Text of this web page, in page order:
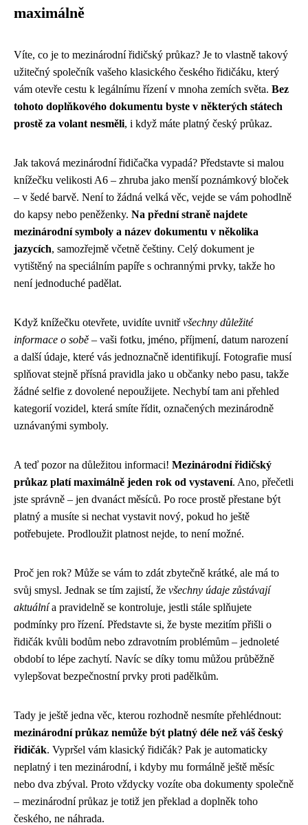
maximálně
Víte, co je to mezinárodní řidičský průkaz? Je to vlastně takový
užitečný společník vašeho klasického českého řidičáku, který
vám otevře cestu k legálnímu řízení v mnoha zemích světa. Bez
tohoto doplňkového dokumentu byste v některých státech
prostě za volant nesměli, i když máte platný český průkaz.
Jak taková mezinárodní řidičačka vypadá? Představte si malou
knížečku velikosti A6 – zhruba jako menší poznámkový bloček
– v šedé barvě. Není to žádná velká věc, vejde se vám pohodlně
do kapsy nebo peněženky. Na přední straně najdete
mezinárodní symboly a název dokumentu v několika
jazycích, samozřejmě včetně češtiny. Celý dokument je
vytištěný na speciálním papíře s ochrannými prvky, takže ho
není jednoduché padělat.
Když knížečku otevřete, uvidíte uvnitřvšechny důležité
informace o sobě – vaši fotku, jméno, příjmení, datum narození
a další údaje, které vás jednoznačně identifikují. Fotografie musí
splňovat stejně přísná pravidla jako u občanky nebo pasu, takže
žádné selfie z dovolené nepoužijete. Nechybí tam ani přehled
kategorií vozidel, která smíte řídit, označených mezinárodně
uznávanými symboly.
A teď pozor na důležitou informaci! Mezinárodní řidičský
průkaz platí maximálně jeden rok od vystavení. Ano, přečetli
jste správně – jen dvanáct měsíců. Po roce prostě přestane být
platný a musíte si nechat vystavit nový, pokud ho ještě
potřebujete. Prodloužit platnost nejde, to není možné.
Proč jen rok? Může se vám to zdát zbytečně krátké, ale má to
svůj smysl. Jednak se tím zajistí, že všechny údaje zůstávají
aktuálnía pravidelně se kontroluje, jestli stále splňujete
podmínky pro řízení. Představte si, že byste mezitím přišli o
řidičák kvůli bodům nebo zdravotním problémům – jednoleté
období to lépe zachytí. Navíc se díky tomu můžou průběžně
vylepšovat bezpečnostní prvky proti padělkům.
Tady je ještě jedna věc, kterou rozhodně nesmíte přehlédnout:
mezinárodní průkaz nemůže být platný déle než váš český
řidičák. Vypršel vám klasický řidičák? Pak je automaticky
neplatný i ten mezinárodní, i kdyby mu formálně ještě měsíc
nebo dva zbýval. Proto vždycky vozíte oba dokumenty společně
– mezinárodní průkaz je totiž jen překlad a doplněk toho
českého, ne náhrada.